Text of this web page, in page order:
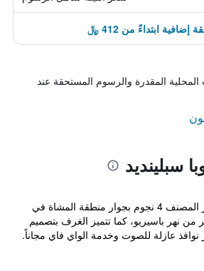
المقدرة والرسوم المستحقة عند
سبلينديد
يقع هذا الفندق السوبيريور المصنف 4 نجوم بجوار منطقة المشاة في
وعلى بعد 100 متر من نهر باسيريو، كما تتميز الغرف بتصميم
عازلة للصوت وخدمة الواي فاي مجاناً.